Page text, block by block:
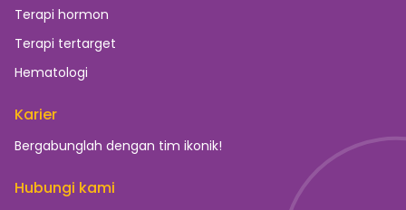
Terapi hormon
Terapi tertarget
Hematologi
Karier
Bergabunglah dengan tim ikonik!
Hubungi kami